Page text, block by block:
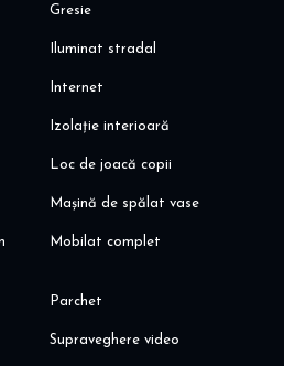
Gresie
Iluminat stradal
Internet
Izolație interioară
Loc de joacă copii
Mașină de spălat vase
Mobilat complet
Parchet
Supraveghere video